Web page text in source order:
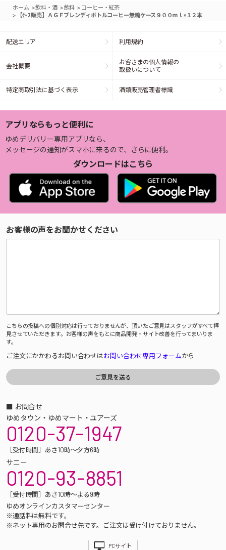
ホーム >飲料・酒 >飲料 > コーヒー・紅茶
> 【ｹｰｽ販売】ＡＧＦブレンディボトルコーヒー無糖ケース９００ｍｌ×１２本
配送エリア 利用規約
会社概要
お客さまの個人情報の
取扱いについて
特定商取引法に基づく表示 酒類販売管理者標識
アプリならもっと便利に
ゆめデリバリー専用アプリなら、
メッセージの通知がスマホに来るので、さらに便利。
ダウンロードはこちら
お客様の声をお聞かせください
こちらの投稿への個別対応は行っておりませんが、頂いたご意見はスタッフがすべて拝
見させていただきます。お客様の声をもとに商品開発・サイト改善を行ってまいりま
す。
ご注文にかかわるお問い合わせはお問い合わせ専用フォームから
■ お問合せ
ゆめタウン・ゆめマート・ユアーズ
0120-37-1947
［受付時間］あさ10時～夕方6時
サニー
0120-93-8851
［受付時間］あさ10時～よる9時
ゆめオンラインカスタマーセンター
※通話料は無料です。
※ネット専用のお問合せ先です。ご注文は受け付けておりません。
PCサイト